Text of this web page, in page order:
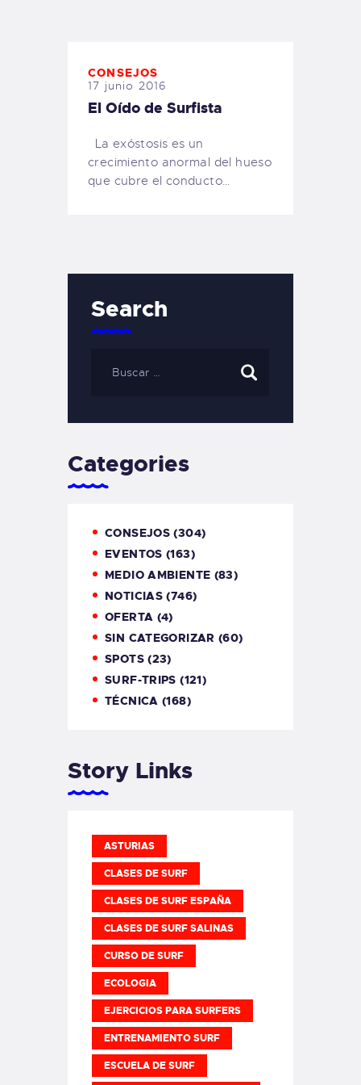
CONSEJOS
17 junio 2016
El Oído de Surfista
La exóstosis es un
crecimiento anormal del hueso
que cubre el conducto…
Search
Categories
CONSEJOS (304)
EVENTOS (163)
MEDIO AMBIENTE (83)
NOTICIAS (746)
OFERTA (4)
SIN CATEGORIZAR (60)
SPOTS(23)
SURF-TRIPS (121)
TÉCNICA (168)
Story Links
ASTURIAS
CLASES DE SURF
CLASES DE SURF ESPAÑA
CLASES DE SURF SALINAS
CURSO DE SURF
ECOLOGIA
EJERCICIOS PARA SURFERS
ENTRENAMIENTO SURF
ESCUELA DE SURF